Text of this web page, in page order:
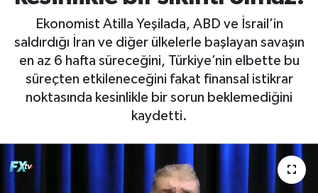
Ekonomist Atilla Yeşilada, ABD ve İsrail’in
saldırdığı İran ve diğer ülkelerle başlayan savaşın
en az 6 hafta süreceğini, Türkiye’nin elbette bu
süreçten etkileneceğini fakat finansal istikrar
noktasında kesinlikle bir sorun beklemediğini
kaydetti.